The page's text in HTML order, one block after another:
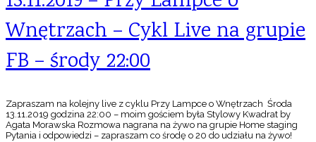
Wnętrzach – Cykl Live na grupie
FB – środy 22:00
Zapraszam na kolejny live z cyklu Przy Lampce o Wnętrzach Środa
13.11.2019 godzina 22:00 – moim gościem była Stylowy Kwadrat by
Agata Morawska Rozmowa nagrana na żywo na grupie Home staging
Pytania i odpowiedzi – zapraszam co środę o 20 do udziału na żywo!